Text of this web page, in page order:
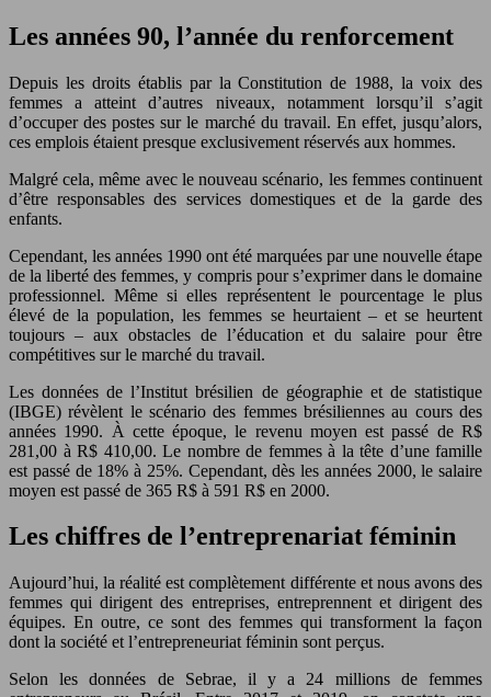
Les années 90, l’année du renforcement
Depuis les droits établis par la Constitution de 1988, la voix des
femmes a atteint d’autres niveaux, notamment lorsqu’il s’agit
d’occuper des postes sur le marché du travail. En effet, jusqu’alors,
ces emplois étaient presque exclusivement réservés aux hommes.
Malgré cela, même avec le nouveau scénario, les femmes continuent
d’être responsables des services domestiques et de la garde des
enfants.
Cependant, les années 1990 ont été marquées par une nouvelle étape
de la liberté des femmes, y compris pour s’exprimer dans le domaine
professionnel. Même si elles représentent le pourcentage le plus
élevé de la population, les femmes se heurtaient – et se heurtent
toujours – aux obstacles de l’éducation et du salaire pour être
compétitives sur le marché du travail.
Les données de l’Institut brésilien de géographie et de statistique
(IBGE) révèlent le scénario des femmes brésiliennes au cours des
années 1990. À cette époque, le revenu moyen est passé de R$
281,00 à R$ 410,00. Le nombre de femmes à la tête d’une famille
est passé de 18% à 25%. Cependant, dès les années 2000, le salaire
moyen est passé de 365 R$ à 591 R$ en 2000.
Les chiffres de l’entreprenariat féminin
Aujourd’hui, la réalité est complètement différente et nous avons des
femmes qui dirigent des entreprises, entreprennent et dirigent des
équipes. En outre, ce sont des femmes qui transforment la façon
dont la société et l’entrepreneuriat féminin sont perçus.
Selon les données de Sebrae, il y a 24 millions de femmes